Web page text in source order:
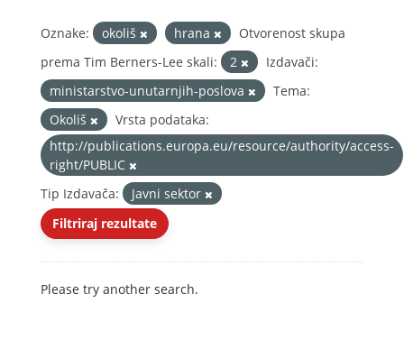
Oznake: okoliš hrana
Otvorenost skupa
prema Tim Berners-Lee skali:
2
Izdavači:
ministarstvo-unutarnjih-poslova
Tema:
Okoliš
Vrsta podataka:
http://publications.europa.eu/resource/authority/access-
right/PUBLIC
Tip Izdavača:
Javni sektor
Filtriraj rezultate
Please try another search.